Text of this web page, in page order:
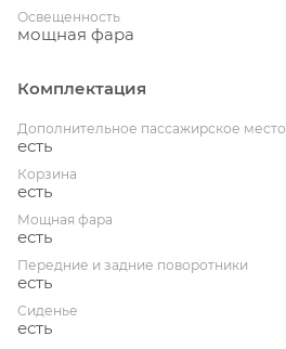
Освещенность
мощная фара
Комплектация
Дополнительное пассажирское место
есть
Корзина
есть
Мощная фара
есть
Передние и задние поворотники
есть
Сиденье
есть